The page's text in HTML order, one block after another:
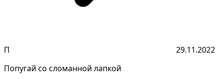
П
29.11.2022
Попугай со сломанной лапкой